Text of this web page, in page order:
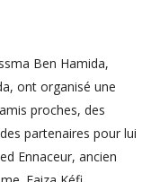
Ben Hamida,
ont organisé une
proches, des
partenaires pour lui
Ennaceur, ancien